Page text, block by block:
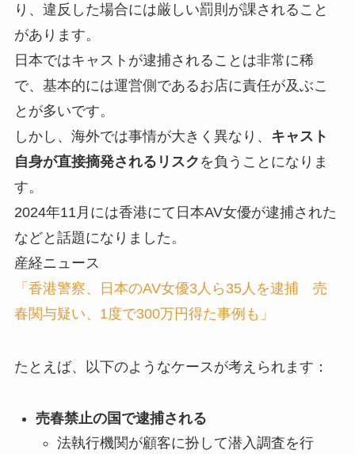
り、違反した場合には厳しい罰則が課されること
があります。
日本ではキャストが逮捕されることは非常に稀
で、基本的には運営側であるお店に責任が及ぶこ
とが多いです。
しかし、海外では事情が大きく異なり、 キャスト
自身が直接摘発されるリスク を負うことになりま
す。
2024年11月には香港にて日本AV女優が逮捕された
などと話題になりました。
産経ニュース
「香港警察、日本のAV女優3人ら35人を逮捕 売
春関与疑い、1度で300万円得た事例も」
たとえば、以下のようなケースが考えられます：
売春禁止の国で逮捕される
法執行機関が顧客に扮して潜入調査を行